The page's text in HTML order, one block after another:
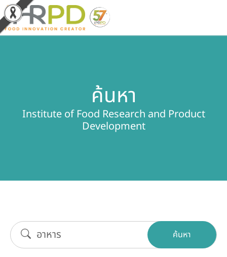
ผลงานวิจัยและนวัตกรรม
ผลิตภัณฑ์และจำหน่าย
บุคลากรสถาบัน
ค้นหา
Institute of Food Research and Product
Development
ค้นหา